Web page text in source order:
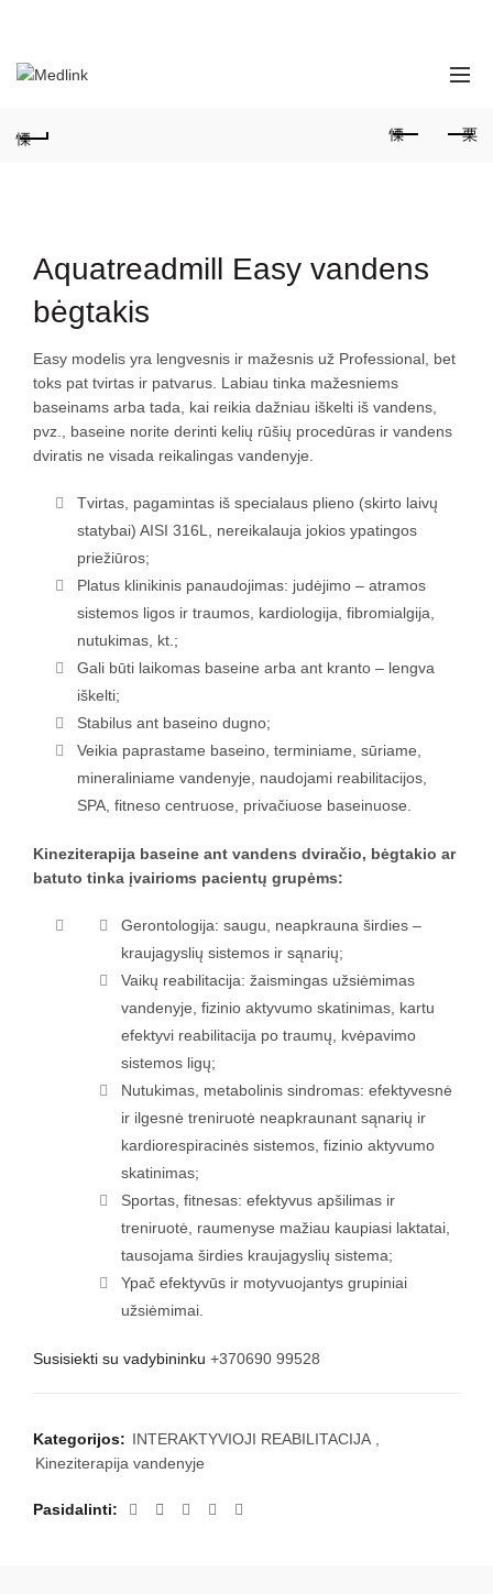
Aquatreadmill Easy vandens
bėgtakis
Easy modelis yra lengvesnis ir mažesnis už Professional, bet
toks pat tvirtas ir patvarus. Labiau tinka mažesniems
baseinams arba tada, kai reikia dažniau iškelti iš vandens,
pvz., baseine norite derinti kelių rūšių procedūras ir vandens
dviratis ne visada reikalingas vandenyje.
Tvirtas, pagamintas iš specialaus plieno (skirto laivų
statybai) AISI 316L, nereikalauja jokios ypatingos
priežiūros;
Platus klinikinis panaudojimas: judėjimo – atramos
sistemos ligos ir traumos, kardiologija, fibromialgija,
nutukimas, kt.;
Gali būti laikomas baseine arba ant kranto – lengva
iškelti;
Stabilus ant baseino dugno;
Veikia paprastame baseino, terminiame, sūriame,
mineraliniame vandenyje, naudojami reabilitacijos,
SPA, fitneso centruose, privačiuose baseinuose.
Kineziterapija baseine ant vandens dviračio, bėgtakio ar
batuto tinka įvairioms pacientų grupėms:
Gerontologija: saugu, neapkrauna širdies –
kraujagyslių sistemos ir sąnarių;
Vaikų reabilitacija: žaismingas užsiėmimas
vandenyje, fizinio aktyvumo skatinimas, kartu
efektyvi reabilitacija po traumų, kvėpavimo
sistemos ligų;
Nutukimas, metabolinis sindromas: efektyvesnė
ir ilgesnė treniruotė neapkraunant sąnarių ir
kardiorespiracinės sistemos, fizinio aktyvumo
skatinimas;
Sportas, fitnesas: efektyvus apšilimas ir
treniruotė, raumenyse mažiau kaupiasi laktatai,
tausojama širdies kraujagyslių sistema;
Ypač efektyvūs ir motyvuojantys grupiniai
užsiėmimai.
Susisiekti su vadybininku +370690 99528
Kategorijos: INTERAKTYVIOJI REABILITACIJA
Kineziterapija vandenyje
Pasidalinti